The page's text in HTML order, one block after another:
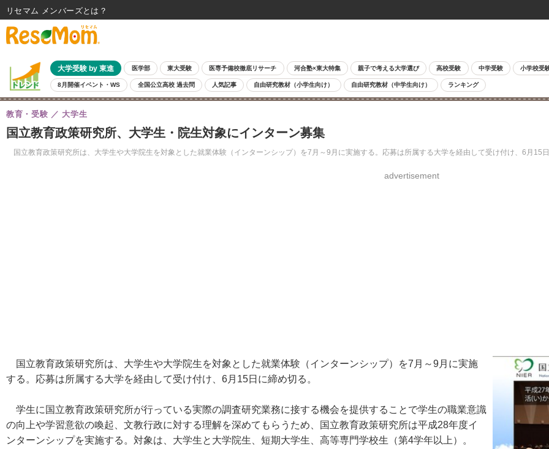
大学受験 by 東進 医学部 東大受験 医専予備校徹底リサーチ 河合塾×東大特集 親子で考える大学選び 高校受験 中学受験 小学校受
8月開催イベント・WS 全国公立高校 過去問 人気記事 自由研究教材（小学生向け） 自由研究教材（中学生向け） ランキング
国立教育政策研究所、大学生・院生対象にインターン募集
国立教育政策研究所は、大学生や大学院生を対象とした就業体験（インターンシップ）を7月～9月に実施する。応募は所属する大学を経由して受け付け、6月15
教育・受験 大学生
advertisement
国立教育政策研究所は、大学生や大学院生を対象とした就業体験（インターンシップ）を7月～9月に実施
する。応募は所属する大学を経由して受け付け、6月15日に締め切る。
学生に国立教育政策研究所が行っている実際の調査研究業務に接する機会を提供することで学生の職業意識
の向上や学習意欲の喚起、文教行政に対する理解を深めてもらうため、国立教育政策研究所は平成28年度イ
ンターンシップを実施する。対象は、大学生と大学院生、短期大学生、高等専門学校生（第4学年以上）。
リセマム メンバーズ